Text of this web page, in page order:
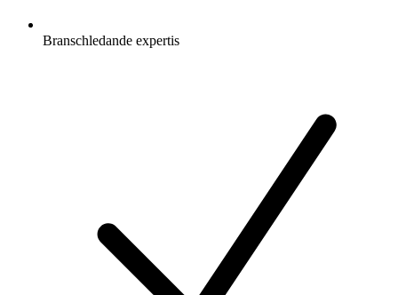
Branschledande expertis